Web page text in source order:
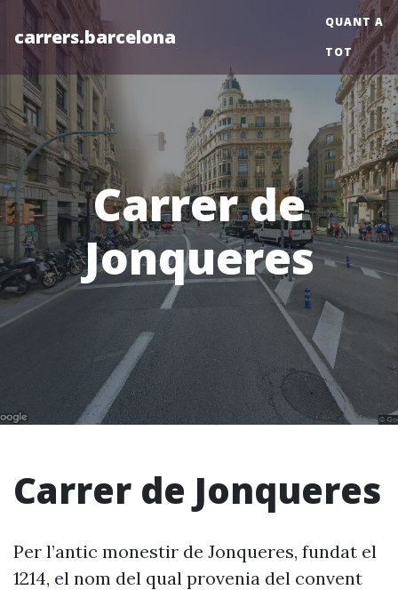
carrers.barcelona
QUANT A
TOT
Carrer de
Jonqueres
Carrer de Jonqueres
Per l’antic monestir de Jonqueres, fundat el
1214, el nom del qual provenia del convent